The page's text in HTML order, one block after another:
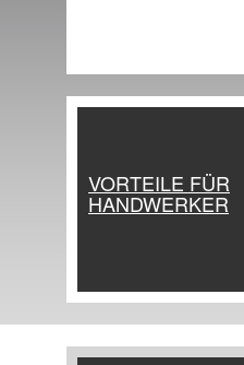
VORTEILE FÜR
HANDWERKER